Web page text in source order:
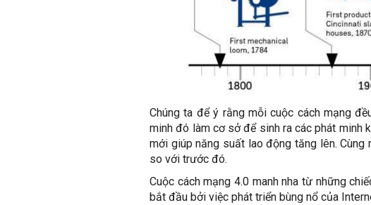
Chúng ta để ý rằng mỗi cuộc cách mạng
minh đó làm cơ sở để sinh ra các phát minh
mới giúp năng suất lao động tăng lên.
so với trước đó.
Cuộc cách mạng 4.0 manh nha từ những
bắt đầu bởi việc phát triển bùng nổ của